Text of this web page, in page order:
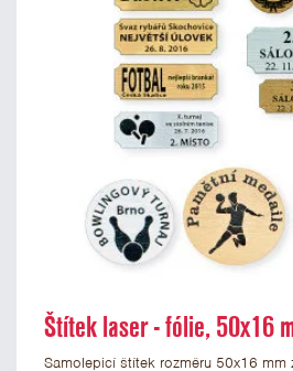
Štítek laser - fólie, 50x16
Samolepicí štítek rozměru 50x16 mm